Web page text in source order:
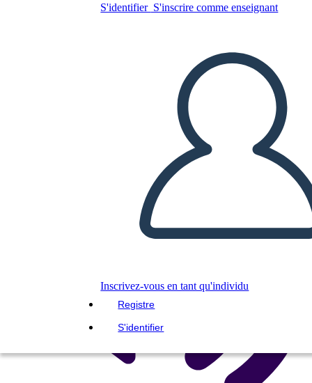
S'identifier S'inscrire comme enseignant
Inscrivez-vous en tant qu'individu
Registre
S'identifier
CRÉER UN STORYBOARD
LIRE LE DIAPORAMA
LIS-MOI